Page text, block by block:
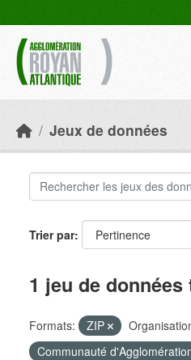
Jeux de données
Trier par
1 jeu de données
Formats: ZIP
Communauté